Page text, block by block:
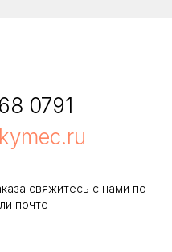
0791
свяжитесь с нами по
почте